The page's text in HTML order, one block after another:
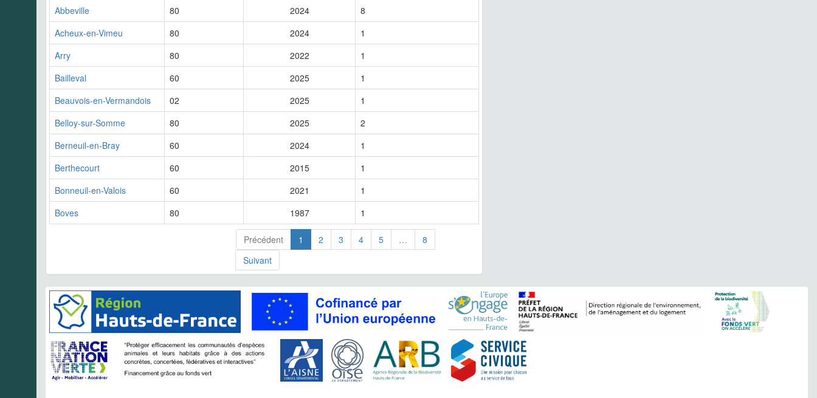
Abbeville
80 2024
8
Acheux-en-Vimeu
80 2024
1
Arry
80 2022
1
Bailleval
60 2025
1
Beauvois-en-Vermandois
02 2025
1
Belloy-sur-Somme
80 2025
2
Berneuil-en-Bray
60 2024
1
Berthecourt
60 2015
1
Bonneuil-en-Valois
60 2021
1
Boves
80 1987 1
Précédent 1 2 3 4 5 …
8
Suivant